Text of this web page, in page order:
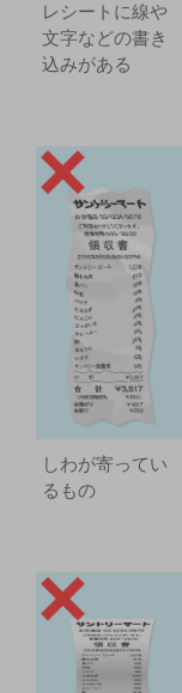
レシートに線や
文字などの書き
込みがある
しわが寄ってい
るもの